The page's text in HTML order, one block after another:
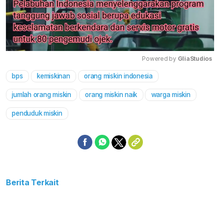
Powered by GliaStudios
bps kemiskinan orang miskin indonesia
jumlah orang miskin orang miskin naik warga miskin
penduduk miskin
Berita Terkait